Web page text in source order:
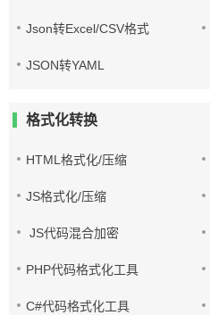
Json转Excel/CSV格式
JSON转YAML
格式化转换
HTML格式化/压缩
JS格式化/压缩
JS代码混合加密
PHP代码格式化工具
C#代码格式化工具